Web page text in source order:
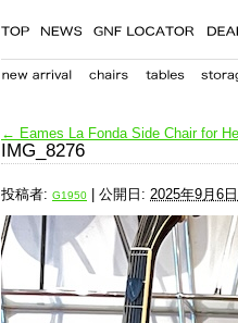
← Eames La Fonda Side Chair for
IMG_8276
投稿者: G1950 公開日: 2025年9月6日